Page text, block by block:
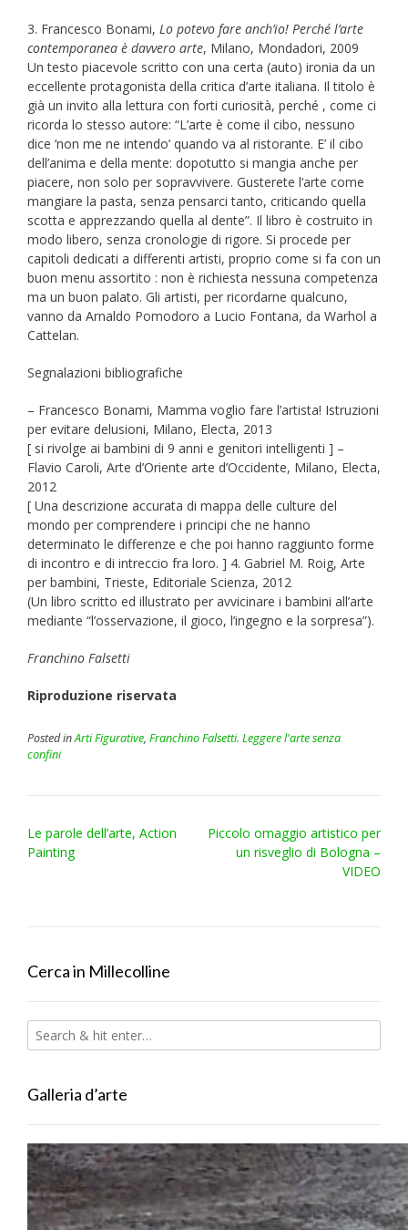
3. Francesco Bonami, Lo potevo fare anch’io! Perché l’arte
contemporanea è davvero arte, Milano, Mondadori, 2009
Un testo piacevole scritto con una certa (auto) ironia da un
eccellente protagonista della critica d’arte italiana. Il titolo è
già un invito alla lettura con forti curiosità, perché , come ci
ricorda lo stesso autore: “L’arte è come il cibo, nessuno
dice ‘non me ne intendo’ quando va al ristorante. E’ il cibo
dell’anima e della mente: dopotutto si mangia anche per
piacere, non solo per sopravvivere. Gusterete l’arte come
mangiare la pasta, senza pensarci tanto, criticando quella
scotta e apprezzando quella al dente”. Il libro è costruito in
modo libero, senza cronologie di rigore. Si procede per
capitoli dedicati a differenti artisti, proprio come si fa con un
buon menu assortito : non è richiesta nessuna competenza
ma un buon palato. Gli artisti, per ricordarne qualcuno,
vanno da Arnaldo Pomodoro a Lucio Fontana, da Warhol a
Cattelan.
Segnalazioni bibliografiche
– Francesco Bonami, Mamma voglio fare l’artista! Istruzioni
per evitare delusioni, Milano, Electa, 2013
[ si rivolge ai bambini di 9 anni e genitori intelligenti ] –
Flavio Caroli, Arte d’Oriente arte d’Occidente, Milano, Electa,
2012
[ Una descrizione accurata di mappa delle culture del
mondo per comprendere i principi che ne hanno
determinato le differenze e che poi hanno raggiunto forme
di incontro e di intreccio fra loro. ] 4. Gabriel M. Roig, Arte
per bambini, Trieste, Editoriale Scienza, 2012
(Un libro scritto ed illustrato per avvicinare i bambini all’arte
mediante “l’osservazione, il gioco, l’ingegno e la sorpresa”).
Franchino Falsetti
Riproduzione riservata
Posted inArti Figurative, Franchino Falsetti. Leggere l'arte senza
confini
Post
navigation
Le parole dell’arte, Action
Painting
Piccolo omaggio artistico per
un risveglio di Bologna –
VIDEO
Cerca in Millecolline
Galleria d’arte